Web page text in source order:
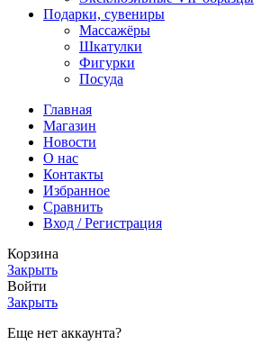
Подарки, сувениры
Массажёры
Шкатулки
Фигурки
Посуда
Главная
Магазин
Новости
O нас
Контакты
Избранное
Сравнить
Вход / Регистрация
Корзина
Закрыть
Войти
Закрыть
Еще нет аккаунта?